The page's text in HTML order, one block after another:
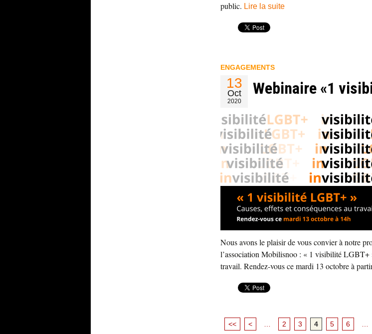
public. Lire la suite
ENGAGEMENTS
13
Oct
2020
Webinaire «1
Nous avons le plaisir de vous convier à notre
l’association Mobilisnoo : « 1 visibilité LGBT+
travail. Rendez-vous ce mardi 13 octobre à
<< < 2 3 4 5 6